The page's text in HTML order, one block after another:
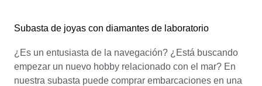
Subasta de joyas con diamantes de laboratorio
¿Es un entusiasta de la navegación? ¿Está buscando
empezar un nuevo hobby relacionado con el mar? En
nuestra subasta puede comprar embarcaciones en una